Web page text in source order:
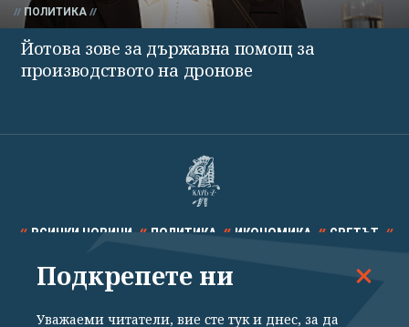
ПОЛИТИКА
Йотова зове за държавна помощ за
производството на дронове
ВСИЧКИ НОВИНИ ПОЛИТИКА ИКОНОМИКА СВЕТЪТ
СПОРТ КУЛТУРА ТЕХНОЛОГИИ КАЛЕЙДОСКОП
Подкрепете ни
Уважаеми читатели, вие сте тук и днес, за да